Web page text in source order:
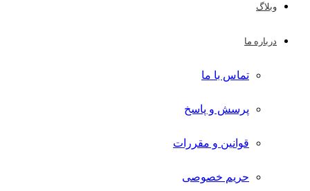
وبلاگ
درباره ما
تماس با ما
پرسش و پاسخ
قوانین و مقررات
حریم خصوصی